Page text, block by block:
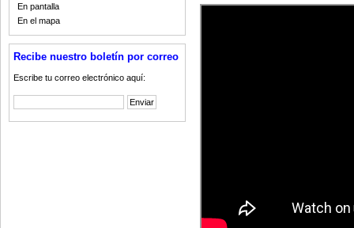
En pantalla
En el mapa
Recibe nuestro boletín por correo
Escribe tu correo electrónico aquí: